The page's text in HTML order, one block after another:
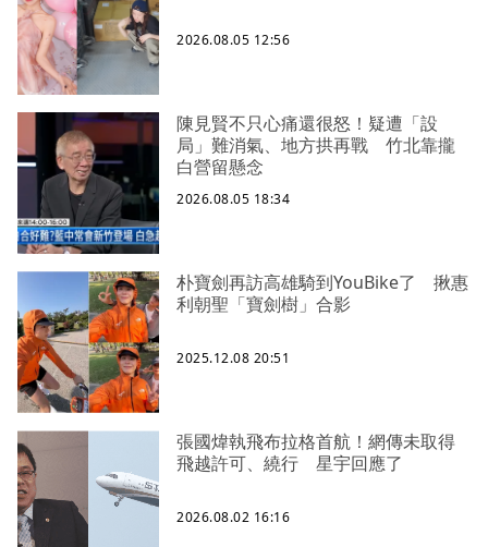
2026.08.05 12:56
陳見賢不只心痛還很怒！疑遭「設
局」難消氣、地方拱再戰 竹北靠攏
白營留懸念
2026.08.05 18:34
朴寶劍再訪高雄騎到YouBike了 揪惠
利朝聖「寶劍樹」合影
2025.12.08 20:51
張國煒執飛布拉格首航！網傳未取得
飛越許可、繞行 星宇回應了
2026.08.02 16:16